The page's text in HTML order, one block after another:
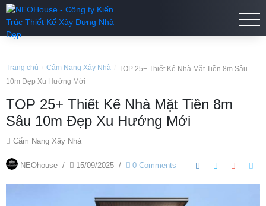
Trang chủ Cẩm Nang Xây Nhà
TOP 25+ Thiết Kế Nhà Mặt Tiền 8m Sâu
10m Đẹp Xu Hướng Mới
TOP 25+ Thiết Kế Nhà Mặt Tiền 8m
Sâu 10m Đẹp Xu Hướng Mới
Cẩm Nang Xây Nhà
NEOhouse / 15/09/2025 / 0 Comments